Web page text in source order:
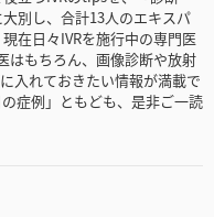
別し、合計13人のエキスパ
在日々IVRを施行中の専門医
はもちろん、画像診断や放射
入れておきたい情報が満載で
症例」ともども、是非ご一読